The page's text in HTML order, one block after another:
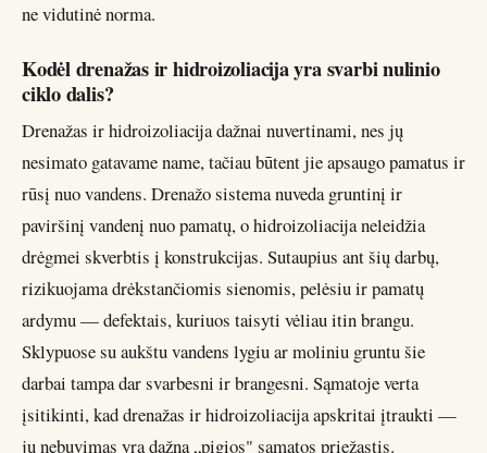
ne vidutinė norma.
Kodėl drenažas ir hidroizoliacija yra svarbi nulinio
ciklo dalis?
Drenažas ir hidroizoliacija dažnai nuvertinami, nes jų
nesimato gatavame name, tačiau būtent jie apsaugo pamatus ir
rūsį nuo vandens. Drenažo sistema nuveda gruntinį ir
paviršinį vandenį nuo pamatų, o hidroizoliacija neleidžia
drėgmei skverbtis į konstrukcijas. Sutaupius ant šių darbų,
rizikuojama drėkstančiomis sienomis, pelėsiu ir pamatų
ardymu — defektais, kuriuos taisyti vėliau itin brangu.
Sklypuose su aukštu vandens lygiu ar moliniu gruntu šie
darbai tampa dar svarbesni ir brangesni. Sąmatoje verta
įsitikinti, kad drenažas ir hidroizoliacija apskritai įtraukti —
jų nebuvimas yra dažna „pigios" sąmatos priežastis.